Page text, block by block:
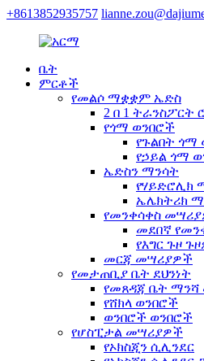
+8613852935757
ቤት
ምርቶች
የመልሶ ማቋቋም ኤድስ
2 በ 1 ትራንስፖርት
የጎማ ወንበሮች
የጉልበት ጎማ
የኃይል ጎማ
ኤድስን ማንሳት
የሃይድሮሊክ
ኤሌክትሪክ
የመንቀሳቀስ
መደበኛ
የእግር ጉዞ
መርጃ መሣሪያዎች
የመታጠቢያ ቤት ደህንነት
የመጸዳጃ ቤት ማንሻ
የሸክላ ወንበሮች
ወንበሮች ወንበሮች
የሆስፒታል መሣሪያዎች
የኦክስጂን ሲሊንደር